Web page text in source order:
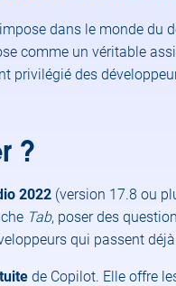
dans le monde
comme un véritable
privilégié des
?
2022 (version 17.8 ou
Tab, poser des
qui passent
de Copilot. Elle offre